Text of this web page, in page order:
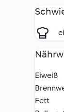
Eiweiß
Fett